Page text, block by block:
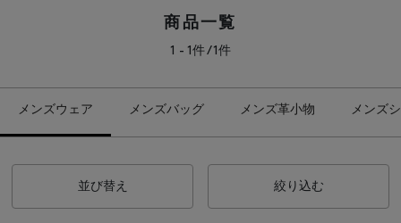
商品一覧
1 - 1件 / 1件
メンズウェア メンズバッグ メンズ革小物 メンズ
並び替え 絞り込む